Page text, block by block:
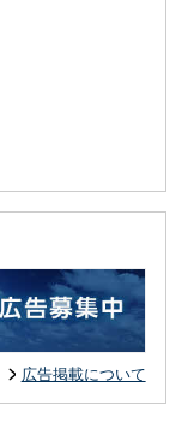
広告掲載について